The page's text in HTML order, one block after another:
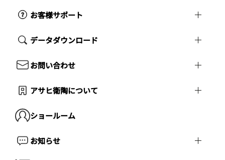
お客様サポート
データダウンロード
お問い合わせ
アサヒ衛陶について
ショールーム
お知らせ